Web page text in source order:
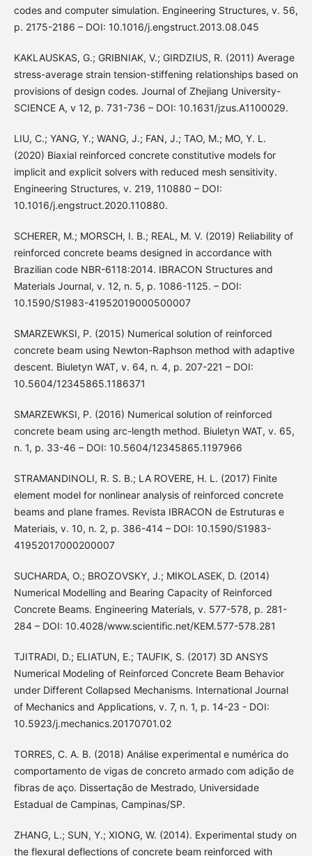
codes and computer simulation. Engineering Structures, v. 56,
p. 2175-2186 – DOI: 10.1016/j.engstruct.2013.08.045
KAKLAUSKAS, G.; GRIBNIAK, V.; GIRDZIUS, R. (2011) Average
stress-average strain tension-stiffening relationships based on
provisions of design codes. Journal of Zhejiang University-
SCIENCE A, v 12, p. 731-736 – DOI: 10.1631/jzus.A1100029.
LIU, C.; YANG, Y.; WANG, J.; FAN, J.; TAO, M.; MO, Y. L.
(2020) Biaxial reinforced concrete constitutive models for
implicit and explicit solvers with reduced mesh sensitivity.
Engineering Structures, v. 219, 110880 – DOI:
10.1016/j.engstruct.2020.110880.
SCHERER, M.; MORSCH, I. B.; REAL, M. V. (2019) Reliability of
reinforced concrete beams designed in accordance with
Brazilian code NBR-6118:2014. IBRACON Structures and
Materials Journal, v. 12, n. 5, p. 1086-1125. – DOI:
10.1590/S1983-41952019000500007
SMARZEWKSI, P. (2015) Numerical solution of reinforced
concrete beam using Newton-Raphson method with adaptive
descent. Biuletyn WAT, v. 64, n. 4, p. 207-221 – DOI:
10.5604/12345865.1186371
SMARZEWKSI, P. (2016) Numerical solution of reinforced
concrete beam using arc-length method. Biuletyn WAT, v. 65,
n. 1, p. 33-46 – DOI: 10.5604/12345865.1197966
STRAMANDINOLI, R. S. B.; LA ROVERE, H. L. (2017) Finite
element model for nonlinear analysis of reinforced concrete
beams and plane frames. Revista IBRACON de Estruturas e
Materiais, v. 10, n. 2, p. 386-414 – DOI: 10.1590/S1983-
41952017000200007
SUCHARDA, O.; BROZOVSKY, J.; MIKOLASEK, D. (2014)
Numerical Modelling and Bearing Capacity of Reinforced
Concrete Beams. Engineering Materials, v. 577-578, p. 281-
284 – DOI: 10.4028/www.scientific.net/KEM.577-578.281
TJITRADI, D.; ELIATUN, E.; TAUFIK, S. (2017) 3D ANSYS
Numerical Modeling of Reinforced Concrete Beam Behavior
under Different Collapsed Mechanisms. International Journal
of Mechanics and Applications, v. 7, n. 1, p. 14-23 - DOI:
10.5923/j.mechanics.20170701.02
TORRES, C. A. B. (2018) Análise experimental e numérica do
comportamento de vigas de concreto armado com adição de
fibras de aço. Dissertação de Mestrado, Universidade
Estadual de Campinas, Campinas/SP.
ZHANG, L.; SUN, Y.; XIONG, W. (2014). Experimental study on
the flexural deflections of concrete beam reinforced with